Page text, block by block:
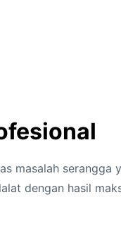
masalah serangga
dengan hasil